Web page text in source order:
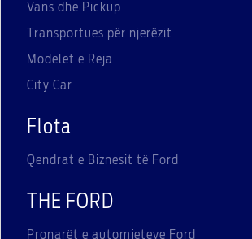
Vans dhe Pickup
Transportues për njerëzit
Modelet e Reja
City Car
Flota
Qendrat e Biznesit të Ford
THE FORD
Pronarët e automjeteve Ford